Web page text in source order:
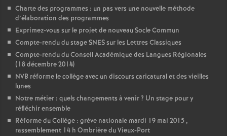
Charte des programmes : un pas vers une nouvelle méthode
d’élaboration des programmes
Exprimez-vous sur le projet de nouveau Socle Commun
Compte-rendu du stage SNES sur les Lettres Classiques
Compte-rendu du Conseil Académique des Langues Régionales
(18 décembre 2014)
NVB réforme le collège avec un discours caricatural et des vieilles
lunes
Notre métier : quels changements à venir? Un stage pour y
réfléchir ensemble
Réforme du Collège : grève nationale mardi 19 mai 2015 ,
rassemblement 14 h Ombrière du Vieux-Port